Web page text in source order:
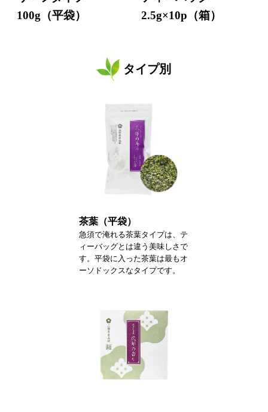
100g（平袋）
2.5g×10p（箱）
タイプ別
茶葉（平袋）
急須で淹れる茶葉タイプは、テ
ィーバッグとは違う美味しさで
す。平袋に入った茶葉は最もオ
ーソドックスなタイプです。